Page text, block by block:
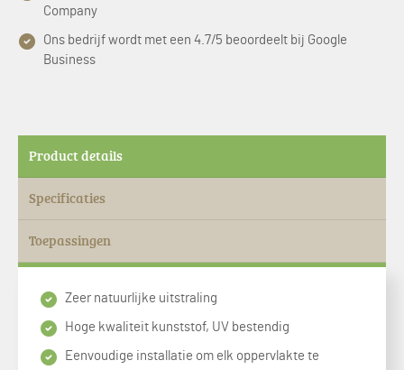
Company
Ons bedrijf wordt met een 4.7/5 beoordeelt bij Google
Business
Product details
Specificaties
Toepassingen
Zeer natuurlijke uitstraling
Hoge kwaliteit kunststof, UV bestendig
Eenvoudige installatie om elk oppervlakte te